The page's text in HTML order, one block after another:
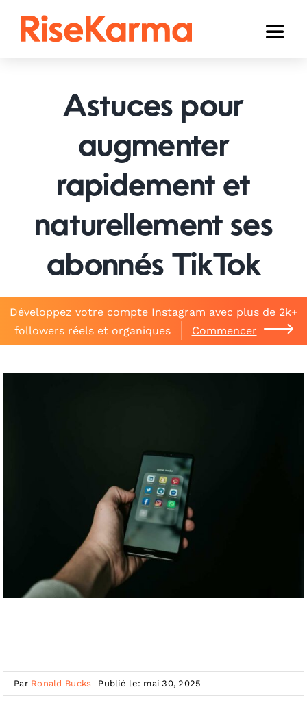
Toggle
TikTok
Twitter (𝕏)
Autres
Panier
Astuces pour
augmenter
rapidement et
naturellement ses
abonnés TikTok
Développez votre compte Instagram avec plus de 2k+
followers réels et organiques
Commencer
Par Ronald Bucks Publié le: mai 30, 2025